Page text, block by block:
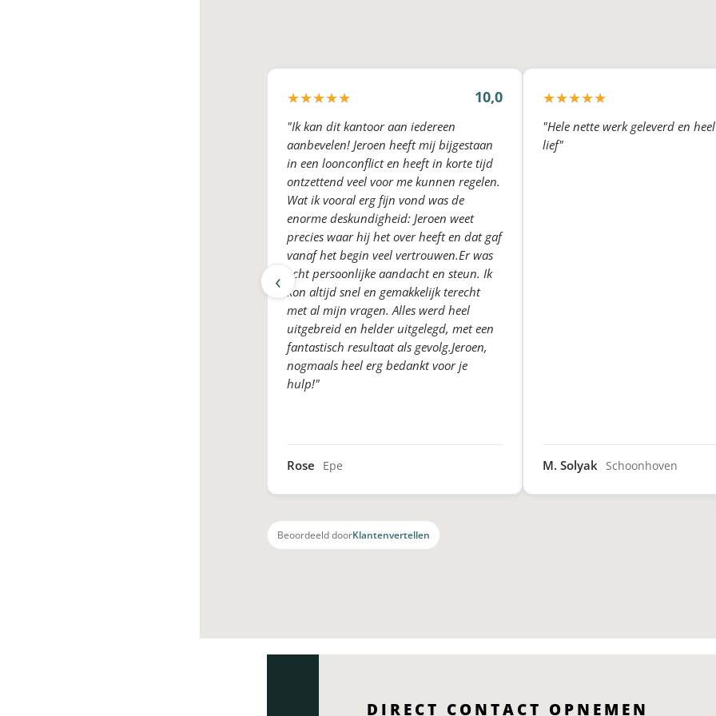
‹
★★★★★ 10,0
"Ik kan dit kantoor aan iedereen
aanbevelen! Jeroen heeft mij bijgestaan
in een loonconflict en heeft in korte tijd
ontzettend veel voor me kunnen regelen.
Wat ik vooral erg fijn vond was de ​
enorme deskundigheid: Jeroen weet
precies waar hij het over heeft en dat gaf
vanaf het begin veel vertrouwen. ​Er was
echt persoonlijke aandacht en steun. Ik
kon altijd snel en gemakkelijk terecht
met al mijn vragen. Alles werd heel
uitgebreid en helder uitgelegd, met een
fantastisch resultaat als gevolg. ​Jeroen,
nogmaals heel erg bedankt voor je
hulp!"
Rose Epe
★★★★★
"Hele nette werk geleverd en
lief"
M. Solyak Schoonhoven
Beoordeeld doorKlantenvertellen
DIRECT CONTACT OPNEMEN